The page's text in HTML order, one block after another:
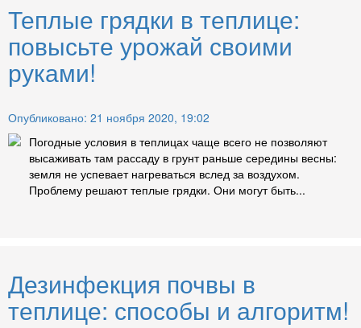
Теплые грядки в теплице:
повысьте урожай своими
руками!
Опубликовано: 21 ноября 2020, 19:02
Погодные условия в теплицах чаще всего не позволяют
высаживать там рассаду в грунт раньше середины весны:
земля не успевает нагреваться вслед за воздухом.
Проблему решают теплые грядки. Они могут быть...
Дезинфекция почвы в
теплице: способы и алгоритм!